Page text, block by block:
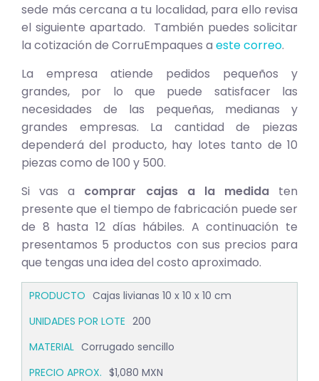
sede más cercana a tu localidad, para ello revisa
el siguiente apartado. También puedes solicitar
la cotización de CorruEmpaques a este correo.
La empresa atiende pedidos pequeños y
grandes, por lo que puede satisfacer las
necesidades de las pequeñas, medianas y
grandes empresas. La cantidad de piezas
dependerá del producto, hay lotes tanto de 10
piezas como de 100 y 500.
Si vas a comprar cajas a la medidaten
presente que el tiempo de fabricación puede ser
de 8 hasta 12 días hábiles. A continuación te
presentamos 5 productos con sus precios para
que tengas una idea del costo aproximado.
Cajas livianas 10 x 10 x 10 cm
200
Corrugado sencillo
$1,080 MXN